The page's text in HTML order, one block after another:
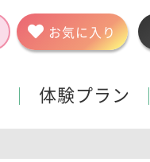
お気に入り
体験プラン